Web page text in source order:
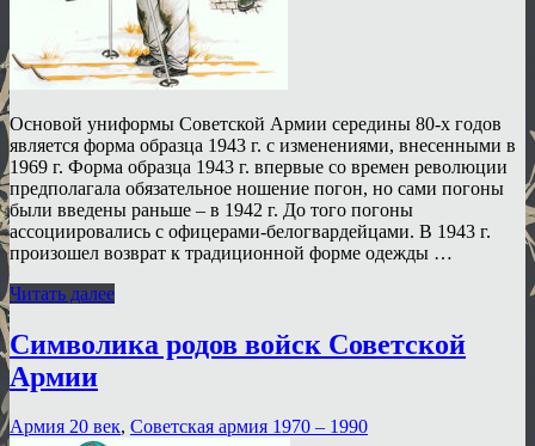
Основой униформы Советской Армии середины 80-х годов
является форма образца 1943 г. с изменениями, внесенными в
1969 г. Форма образца 1943 г. впервые со времен революции
предполагала обязательное ношение погон, но сами погоны
были введены раньше – в 1942 г. До того погоны
ассоциировались с офицерами-белогвардейцами. В 1943 г.
произошел возврат к традиционной форме одежды …
Читать далее
Символика родов войск Советской
Армии
Армия 20 век, Советская армия 1970 – 1990